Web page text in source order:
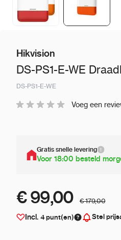
Hikvision
DS-PS1-E-WE
DS-PS1-E-WE
Voeg een
Gratis snelle levering
Voor 18:00 besteld
€ 99,00 € 179,00
Incl. 4punt(en) Stel